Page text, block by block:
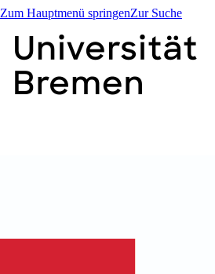
Zum Hauptmenü springenZur Suche